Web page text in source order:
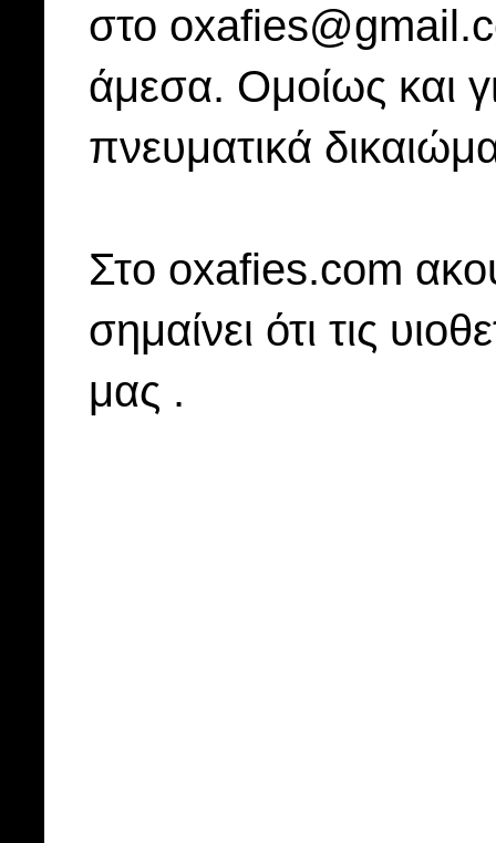
στο
άμεσα. Ομοίως και
πνευματικά
Στo oxafies.com
σημαίνει ότι τις
μας .